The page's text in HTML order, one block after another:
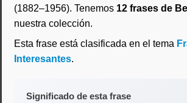
(1882–1956). Tenemos 12 frases de
nuestra colección.
Esta frase está clasificada en el tema
Interesantes.
Significado de esta frase